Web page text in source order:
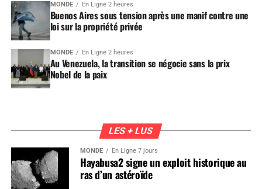
MONDE En Ligne 2 heures
Buenos Aires sous tension après une manif contre une
loi sur la propriété privée
MONDE En Ligne 2 heures
Au Venezuela, la transition se négocie sans la prix
Nobel de la paix
LES + LUS
MONDE En Ligne 7 jours
Hayabusa2 signe un exploit historique au
ras d’un astéroïde